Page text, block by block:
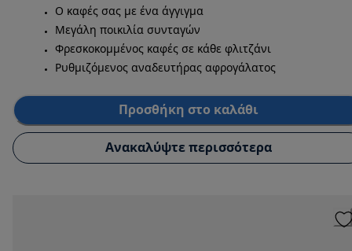
Ο καφές σας με ένα άγγιγμα
Μεγάλη ποικιλία συνταγών
Φρεσκοκομμένος καφές σε κάθε φλιτζάνι
Ρυθμιζόμενος αναδευτήρας αφρογάλατος
Προσθήκη στο καλάθι
Ανακαλύψτε περισσότερα